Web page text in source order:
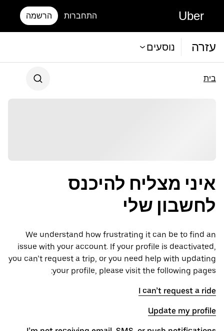
Uber התחברות הרשמה
עזרה נוסעים
בית
איני מצליח להיכנס
לחשבון שלי
We understand how frustrating it can be to find an
issue with your account. If your profile is deactivated,
you can’t request a trip, or you need help with updating
your profile, please visit the following pages:
I can’t request a ride
Update my profile